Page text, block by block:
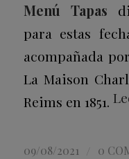
Menú Tapas
para estas
acompañada
La Maison
Reims en 1851.
09/08/2021 0